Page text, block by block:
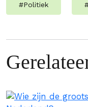
#Politiek